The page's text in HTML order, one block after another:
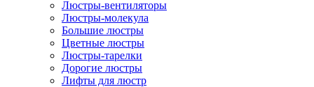
Люстры-вентиляторы
Люстры-молекула
Большие люстры
Цветные люстры
Люстры-тарелки
Дорогие люстры
Лифты для люстр